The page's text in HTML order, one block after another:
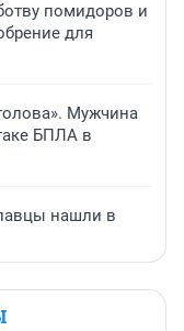
помидоров и
для
Мужчина
БПЛА в
нашли в